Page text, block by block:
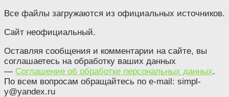
Все файлы загружаются из официальных источников.
Сайт неофициальный.
Оставляя сообщения и комментарии на сайте, вы
соглашаетесь на обработку ваших данных
— Соглашение об обработке персональных данных.
По всем вопросам обращайтесь по e-mail: simpl-
y@yandex.ru